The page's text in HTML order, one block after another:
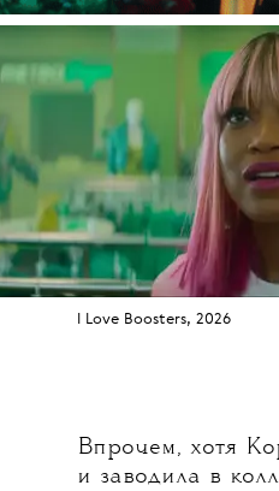
I Love Boosters, 2026
Впрочем, хотя
и заводила в